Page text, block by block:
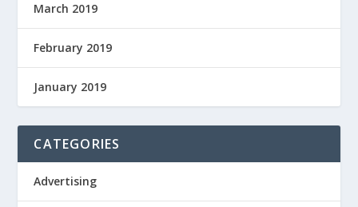
March 2019
February 2019
January 2019
CATEGORIES
Advertising